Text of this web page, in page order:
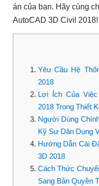
án của bạn. Hãy cùng
AutoCAD 3D Civil 2018!
Yêu Cầu Hệ
2018
Lợi Ích Của
2018 Trong Thiết
Người Dùng
Kỹ Sư Dân Dụng
Hướng Dẫn Cài
3D 2018
Cách Thức
Sang Bản Quyền